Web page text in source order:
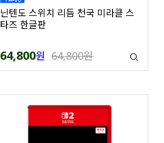
닌텐도 스위치 리듬 천국 미라클 스
타즈 한글판
64,800원 64,800원